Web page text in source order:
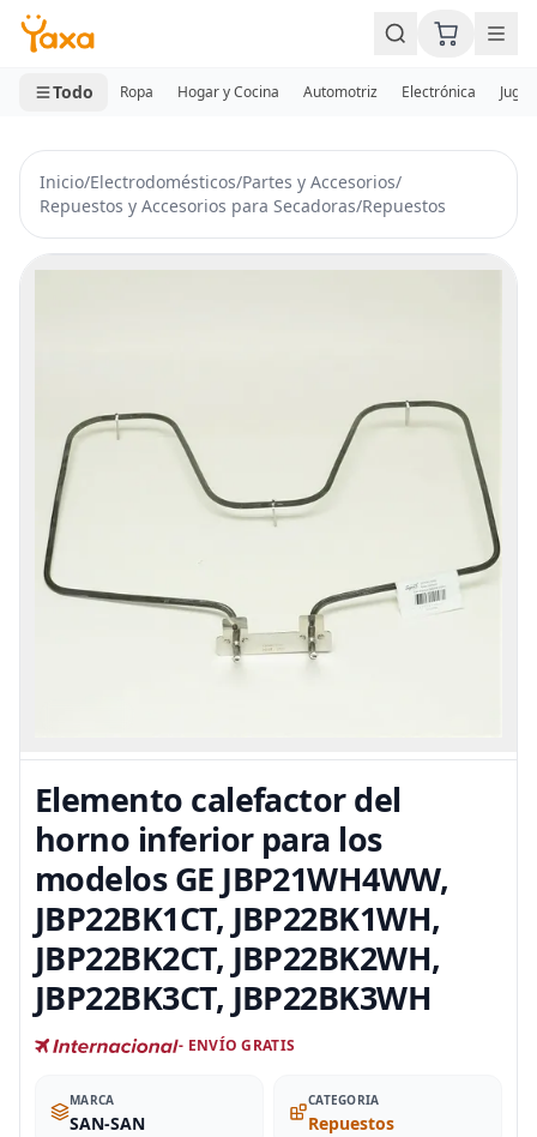
MINI CARRITO
0 productos
Todo Ropa Hogar y Cocina Automotriz Electrónica
Inicio/Electrodomésticos/Partes y Accesorios/
Repuestos y Accesorios para Secadoras/Repuestos
Elemento calefactor del
horno inferior para los
modelos GE JBP21WH4WW,
JBP22BK1CT, JBP22BK1WH,
JBP22BK2CT, JBP22BK2WH,
JBP22BK3CT, JBP22BK3WH
- ENVÍO GRATIS
MARCA
SAN-SAN
CATEGORIA
Repuestos